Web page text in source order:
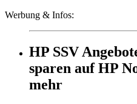
Werbung & Infos:
HP SSV
sparen auf HP
mehr